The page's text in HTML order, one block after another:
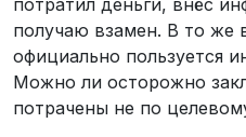
получаю взамен. В то же
официально пользуется
Можно ли осторожно
потрачены не по